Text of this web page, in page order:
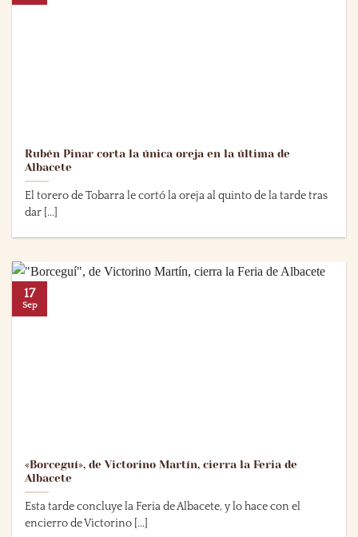
Rubén Pinar corta la única oreja en la última de
Albacete
El torero de Tobarra le cortó la oreja al quinto de la tarde tras
dar [...]
«Borceguí», de Victorino Martín, cierra la Feria de
Albacete
Esta tarde concluye la Feria de Albacete, y lo hace con el
encierro de Victorino [...]
17
Sep